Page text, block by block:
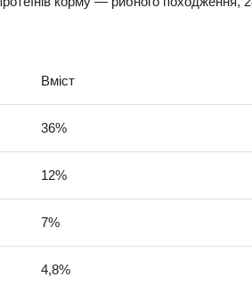
Вміст
36%
12%
7%
4,8%